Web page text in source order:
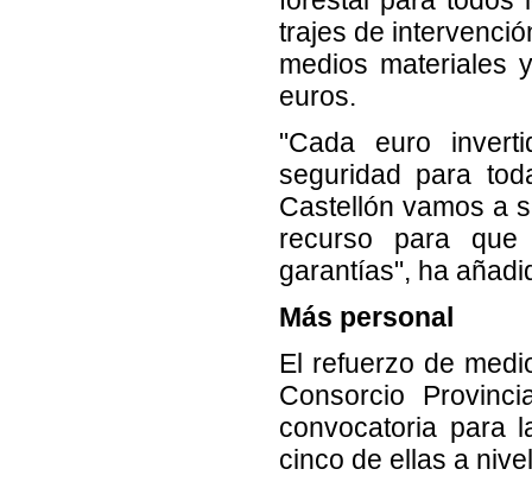
trajes de
medios materiales
euros.
"Cada euro
seguridad para
Castellón vamos a
recurso para
garantías", ha
Más personal
El refuerzo de
Consorcio
convocatoria para
cinco de ellas a